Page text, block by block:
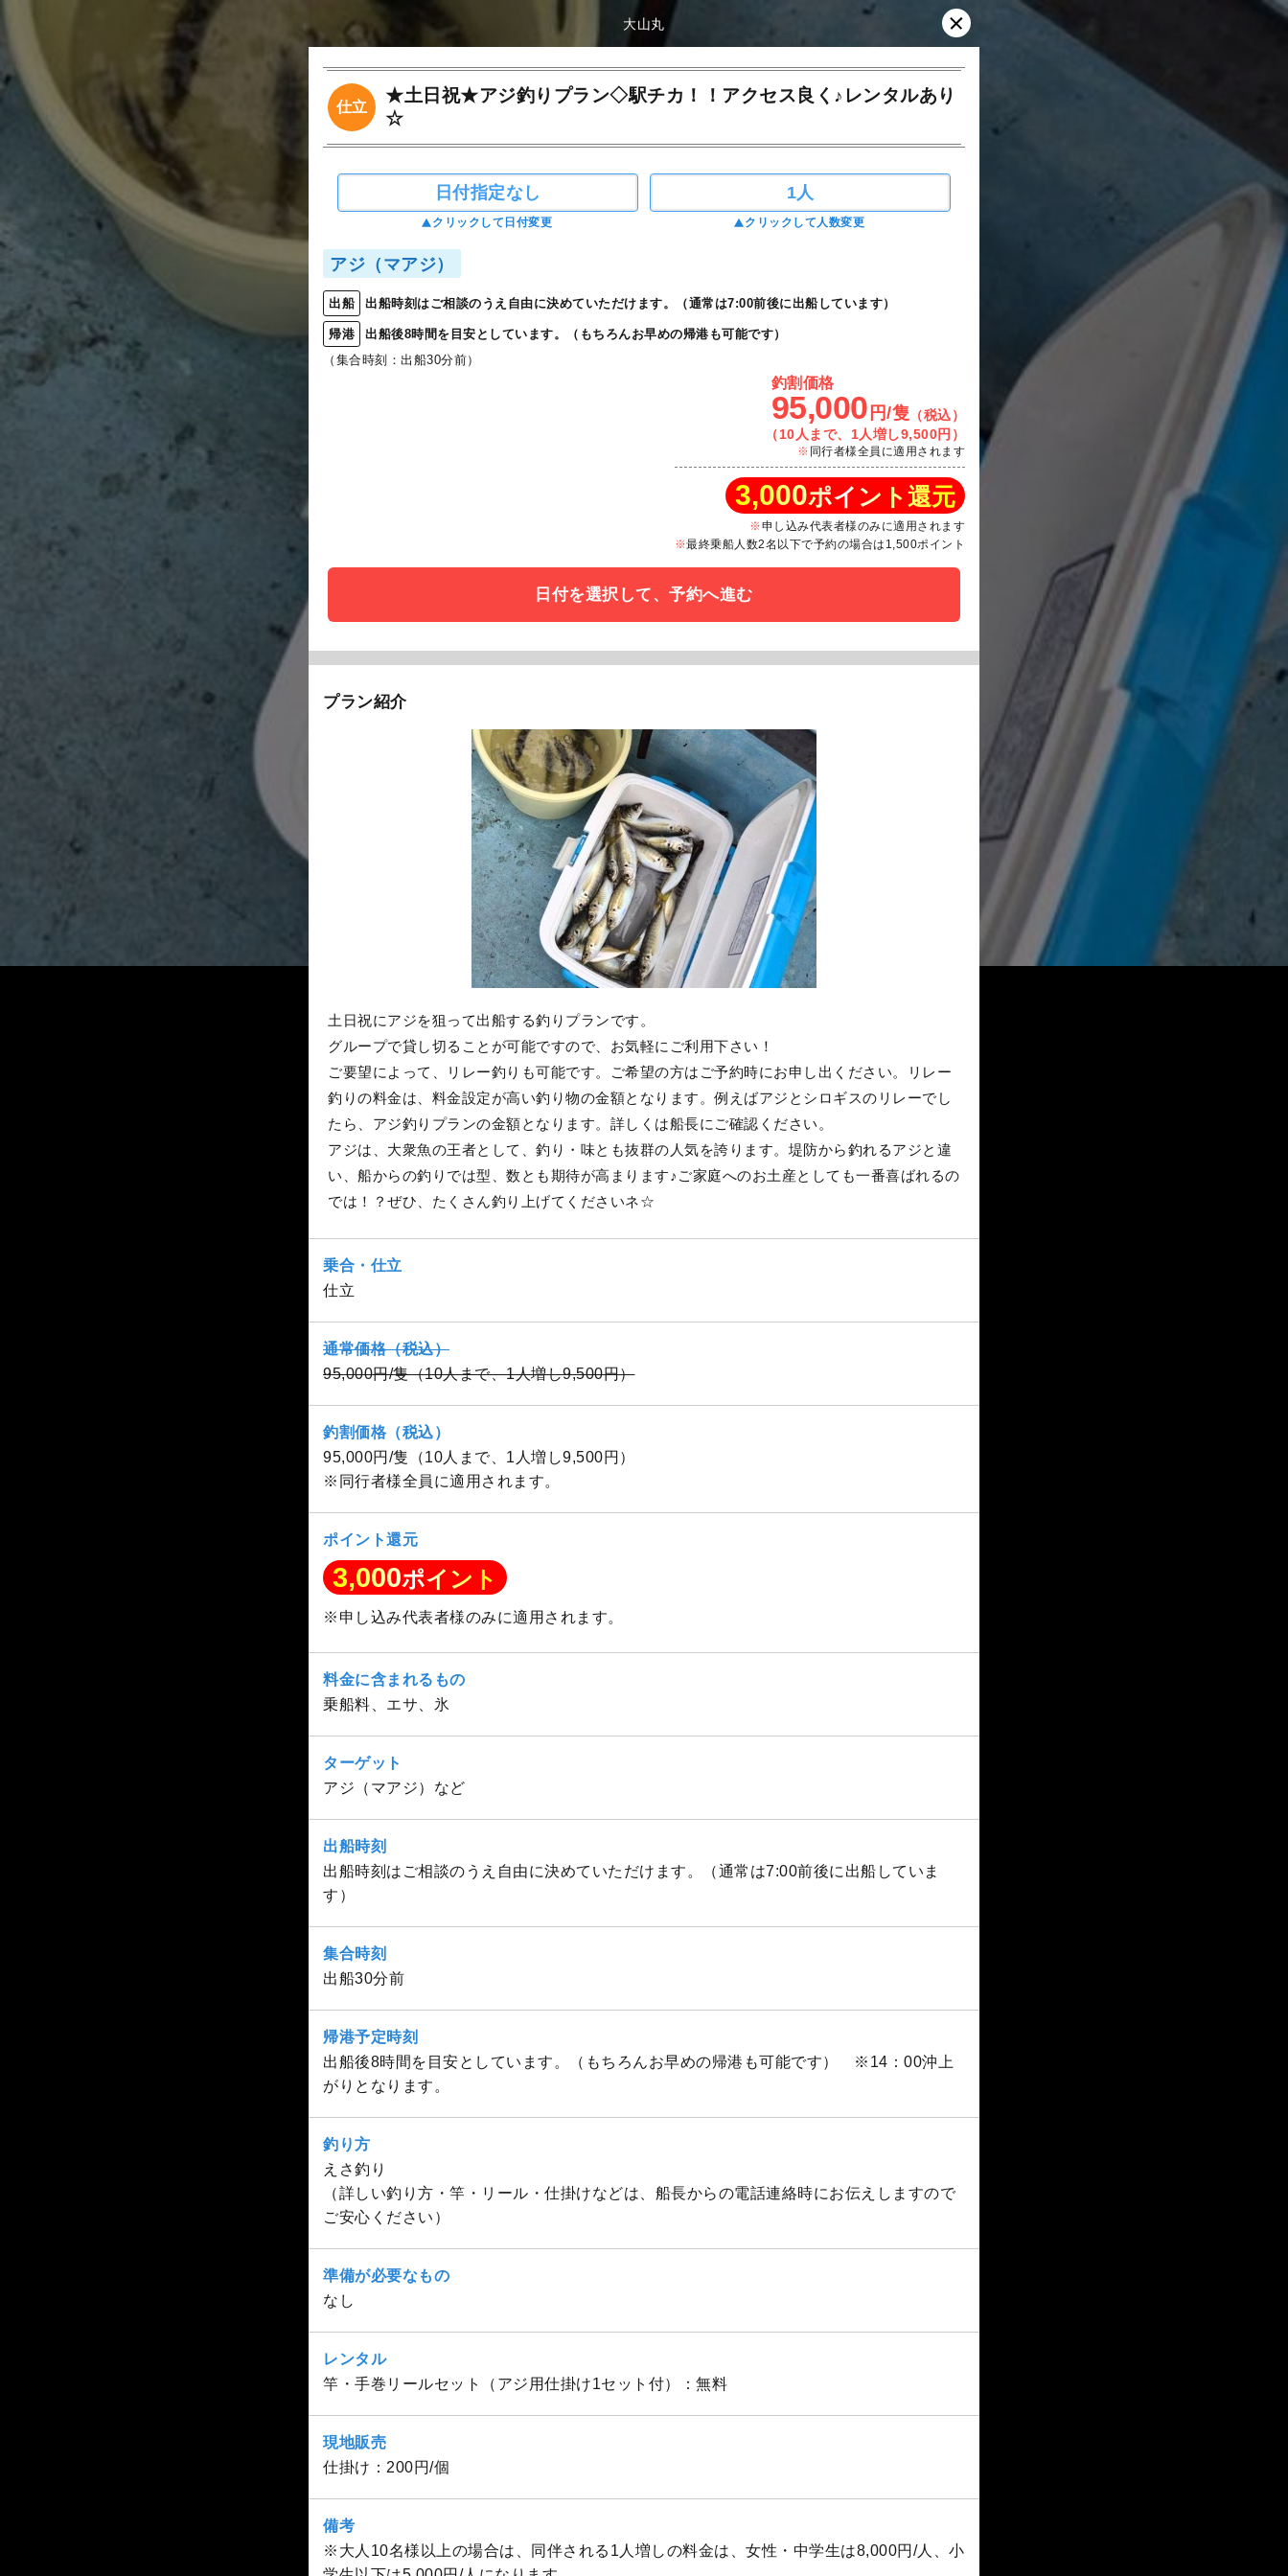
大山丸
仕立
★土日祝★アジ釣りプラン◇駅チカ！！アクセス良く♪レンタルあり
☆
日付指定なし
クリックして日付変更
1人
クリックして人数変更
アジ（マアジ）
出船 出船時刻はご相談のうえ自由に決めていただけます。（通常は7:00前後に出船しています）
帰港
出船後8時間を目安としています。（もちろんお早めの帰港も可能です）
（集合時刻：出船30分前）
釣割価格
95,000 円/隻 （税込）
（10人まで、1人増し9,500円）
同行者様全員に適用されます
3,000ポイント還元
申し込み代表者様のみに適用されます
最終乗船人数2名以下で予約の場合は1,500ポイント
日付を選択して、予約へ進む
プラン紹介
土日祝にアジを狙って出船する釣りプランです。
グループで貸し切ることが可能ですので、お気軽にご利用下さい！
ご要望によって、リレー釣りも可能です。ご希望の方はご予約時にお申し出ください。リレー
釣りの料金は、料金設定が高い釣り物の金額となります。例えばアジとシロギスのリレーでし
たら、アジ釣りプランの金額となります。詳しくは船長にご確認ください。
アジは、大衆魚の王者として、釣り・味とも抜群の人気を誇ります。堤防から釣れるアジと違
い、船からの釣りでは型、数とも期待が高まります♪ご家庭へのお土産としても一番喜ばれるの
では！？ぜひ、たくさん釣り上げてくださいネ☆
乗合・仕立
仕立
通常価格（税込）
95,000円/隻（10人まで、1人増し9,500円）
釣割価格（税込）
95,000円/隻（10人まで、1人増し9,500円）
※同行者様全員に適用されます。
ポイント還元
3,000ポイント
※申し込み代表者様のみに適用されます。
料金に含まれるもの
乗船料、エサ、氷
ターゲット
アジ（マアジ）など
出船時刻
出船時刻はご相談のうえ自由に決めていただけます。（通常は7:00前後に出船していま
す）
集合時刻
出船30分前
帰港予定時刻
出船後8時間を目安としています。（もちろんお早めの帰港も可能です） ※14：00沖上
がりとなります。
釣り方
えさ釣り
（詳しい釣り方・竿・リール・仕掛けなどは、船長からの電話連絡時にお伝えしますので
ご安心ください）
準備が必要なもの
なし
レンタル
竿・手巻リールセット（アジ用仕掛け1セット付）：無料
現地販売
仕掛け：200円/個
備考
※大人10名様以上の場合は、同伴される1人増しの料金は、女性・中学生は8,000円/人、小